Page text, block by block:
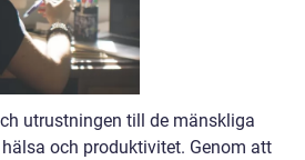
utrustningen till de mänskliga
och produktivitet. Genom att